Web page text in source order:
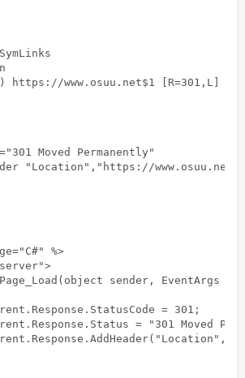
Moved Permanently"
"Location","https://www.osuu.net"
%>
sender, EventArgs e)
= 301;
= "301 Moved